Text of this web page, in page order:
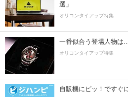
選」
オリコンタイアップ特集
一番似合う登場人物は
オリコンタイアップ特集
自販機にピッ！ですぐ